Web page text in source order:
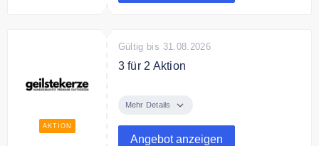
AKTION
Gültig bis 31.08.2026
3 für 2 Aktion
nur 2. Nur für kurze Zeit.
Mehr Details
Angebot anzeigen